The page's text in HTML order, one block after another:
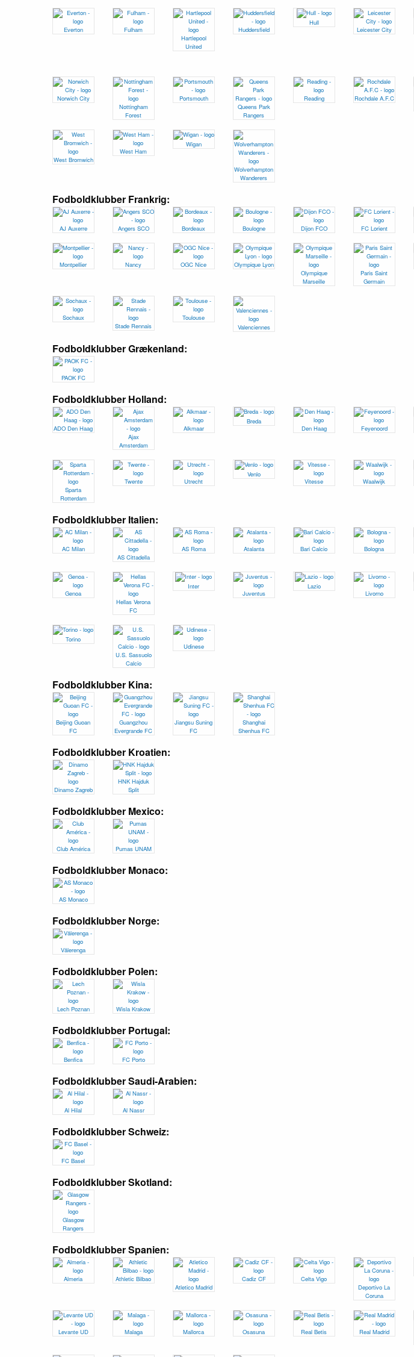
Everton
Fulham
Hartlepool
United
Huddersfield
Hull
Leicester City
Norwich City
Nottingham
Forest
Portsmouth
Queens Park
Rangers
Reading
Rochdale A.F.C
West Bromwich
West Ham
Wigan
Wolverhampton
Wanderers
Fodboldklubber Frankrig:
AJ Auxerre Angers SCO Bordeaux Boulogne Dijon FCO FC Lorient
Montpellier Nancy OGC Nice
Olympique Lyon
Olympique
Marseille
Paris Saint
Germain
Sochaux
Stade Rennais
Toulouse
Valenciennes
Fodboldklubber Grækenland:
PAOK FC
Fodboldklubber Holland:
ADO Den Haag
Ajax
Amsterdam
Alkmaar
Breda
Den Haag
Feyenoord
Sparta
Rotterdam
Twente Utrecht
Venlo
Vitesse
Waalwijk
Fodboldklubber Italien:
AC Milan
AS Cittadella
AS Roma Atalanta Bari Calcio Bologna
Genoa
Hellas Verona
FC
Inter
Juventus
Lazio
Livorno
Torino
U.S. Sassuolo
Calcio
Udinese
Fodboldklubber Kina:
Beijing Guoan
FC
Guangzhou
Evergrande FC
Jiangsu Suning
FC
Shanghai
Shenhua FC
Fodboldklubber Kroatien:
Dinamo Zagreb
HNK Hajduk
Split
Fodboldklubber Mexico:
Club América Pumas UNAM
Fodboldklubber Monaco:
AS Monaco
Fodboldklubber Norge:
Vålerenga
Fodboldklubber Polen:
Lech Poznan Wisla Krakow
Fodboldklubber Portugal:
Benfica FC Porto
Fodboldklubber Saudi-Arabien:
Al Hilal Al Nassr
Fodboldklubber Schweiz:
FC Basel
Fodboldklubber Skotland:
Glasgow
Rangers
Fodboldklubber Spanien:
Almeria
Athletic Bilbao
Atletico Madrid
Cadiz CF
Celta Vigo
Deportivo La
Coruna
Levante UD Malaga Mallorca Osasuna Real Betis
Real Madrid